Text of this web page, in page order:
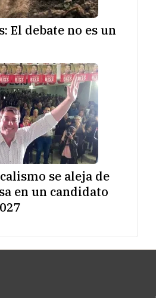
El debate no es un
se aleja de
en un candidato